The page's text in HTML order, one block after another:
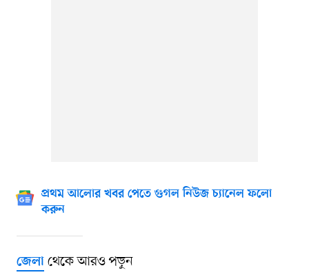
প্রথম আলোর খবর পেতে গুগল নিউজ চ্যানেল ফলো
করুন
জেলাথেকে আরও পড়ুন